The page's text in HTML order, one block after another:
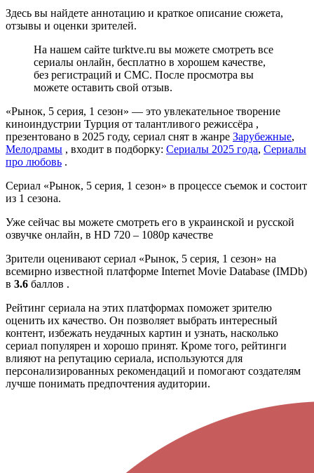
Здесь вы найдете аннотацию и краткое описание сюжета,
отзывы и оценки зрителей.
На нашем сайте turktve.ru вы можете смотреть все
сериалы онлайн, бесплатно в хорошем качестве,
без регистраций и СМС. После просмотра вы
можете оставить свой отзыв.
«Рынок, 5 серия, 1 сезон» — это увлекательное творение
киноиндустрии Турция от талантливого режиссёра ,
презентовано в 2025 году, сериал снят в жанре Зарубежные,
Мелодрамы , входит в подборку: Сериалы 2025 года, Сериалы
про любовь .
Сериал «Рынок, 5 серия, 1 сезон» в процессе съемок и состоит
из 1 сезона.
Уже сейчас вы можете смотреть его в украинской и русской
озвучке онлайн, в HD 720 – 1080p качестве
Зрители оценивают сериал «Рынок, 5 серия, 1 сезон» на
всемирно известной платформе Internet Movie Database (IMDb)
в 3.6 баллов .
Рейтинг сериала на этих платформах поможет зрителю
оценить их качество. Он позволяет выбрать интересный
контент, избежать неудачных картин и узнать, насколько
сериал популярен и хорошо принят. Кроме того, рейтинги
влияют на репутацию сериала, используются для
персонализированных рекомендаций и помогают создателям
лучше понимать предпочтения аудитории.